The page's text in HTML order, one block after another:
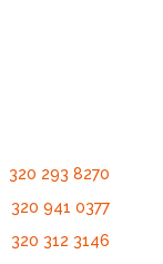
320 293 8270
320 941 0377
320 312 3146